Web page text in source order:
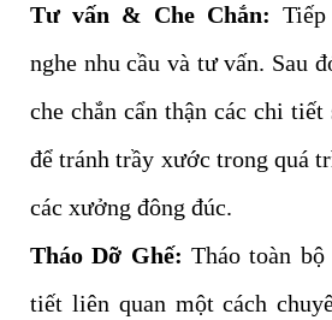
Tư vấn & Che Chắn:
nghe nhu cầu và tư vấn. Sau
che chắn cẩn thận các chi
để tránh trầy xước trong quá
các xưởng đông đúc.
Tháo Dỡ Ghế: Tháo toàn
tiết liên quan một cách